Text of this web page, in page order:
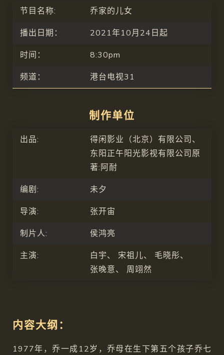
节目名称:
乔家的儿女
播出日期：
2021年10月24日起
时间：
8:30pm
频道：
港台电视31
制作单位
出品:
得闲影业（北京）有限公司、
东阳正午阳光影视有限公司原
著:阿耐
编剧:
未夕
导演:
张开宙
制片人:
侯鸿亮
主演:
白宇、 宋祖儿、
毛晓彤、
张晚意、
周翊然
内容大纲：
1977年，乔一成12岁，乔母在生下第五个孩子乔七